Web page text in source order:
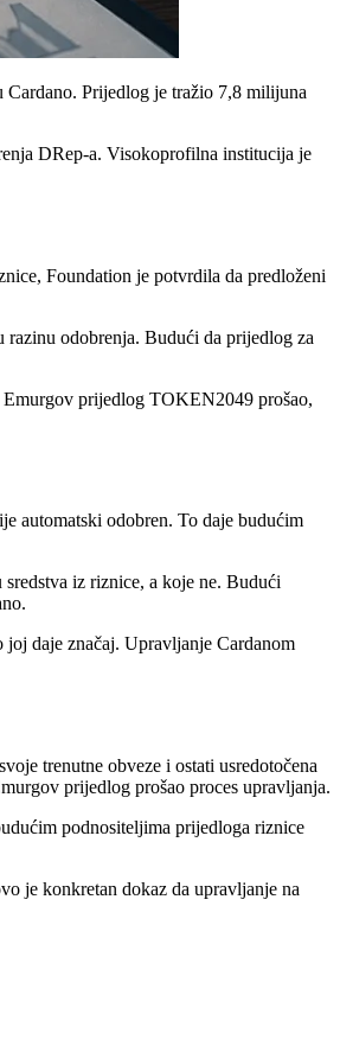
Cardano. Prijedlog je tražio 7,8 milijuna
DRep-a. Visokoprofilna institucija je
Foundation je potvrdila da predloženi
odobrenja. Budući da prijedlog za
Emurgov prijedlog TOKEN2049 prošao,
automatski odobren. To daje budućim
iz riznice, a koje ne. Budući
joj daje značaj. Upravljanje Cardanom
trenutne obveze i ostati usredotočena
prijedlog prošao proces upravljanja.
podnositeljima prijedloga riznice
je konkretan dokaz da upravljanje na